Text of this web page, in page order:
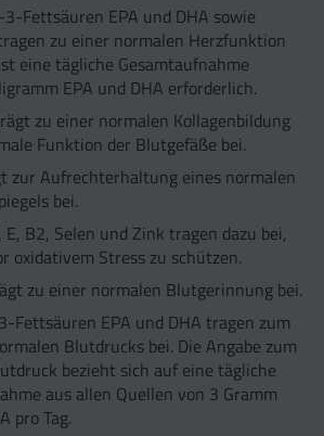
3-Fettsäuren EPA und DHA sowie
zu einer normalen Herzfunktion
eine tägliche Gesamtaufnahme
EPA und DHA erforderlich.
zu einer normalen Kollagenbildung
Funktion der Blutgefäße bei.
zur Aufrechterhaltung eines normalen
bei.
B2, Selen und Zink tragen dazu bei,
oxidativem Stress zu schützen.
zu einer normalen Blutgerinnung bei.
Fettsäuren EPA und DHA tragen zum
Blutdrucks bei. Die Angabe zum
bezieht sich auf eine tägliche
aus allen Quellen von 3 Gramm
pro Tag.